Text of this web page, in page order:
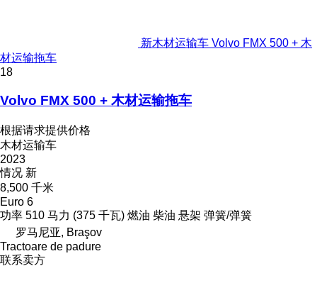
新木材运输车 Volvo FMX 500 + 木
材运输拖车
18
Volvo FMX 500 + 木材运输拖车
根据请求提供价格
木材运输车
2023
情况 新
8,500 千米
Euro 6
功率 510 马力 (375 千瓦) 燃油 柴油 悬架 弹簧/弹簧
罗马尼亚, Braşov
Tractoare de padure
联系卖方